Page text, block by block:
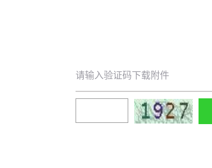
请输入验证码下载附件